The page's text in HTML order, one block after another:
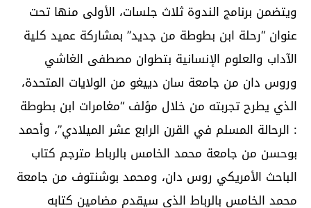
ويتضمن برنامج الندوة ثلاث جلسات، الأولى منها تحت
عنوان “رحلة ابن بطوطة من جديد” بمشاركة عميد كلية
الآداب والعلوم الإنسانية بتطوان مصطفى الغاشي
وروس دان من جامعة سان دييغو من الولايات المتحدة،
الذي يطرح تجربته من خلال مؤلف “مغامرات ابن بطوطة
: الرحالة المسلم في القرن الرابع عشر الميلادي”، وأحمد
بوحسن من جامعة محمد الخامس بالرباط مترجم كتاب
الباحث الأمريكي روس دان، ومحمد بوشنتوف من جامعة
محمد الخامس بالرباط الذي سيقدم مضامين كتابه